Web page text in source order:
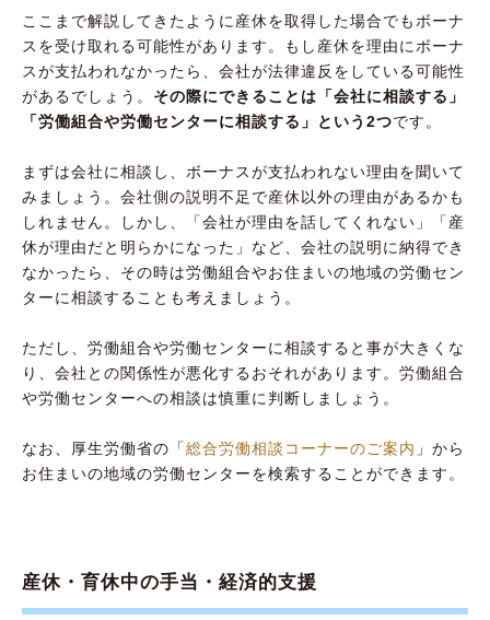
ここまで解説してきたように産休を取得した場合でもボーナ
スを受け取れる可能性があります。もし産休を理由にボーナ
スが支払われなかったら、会社が法律違反をしている可能性
があるでしょう。 その際にできることは「会社に相談する」
「労働組合や労働センターに相談する」という2つです。
まずは会社に相談し、ボーナスが支払われない理由を聞いて
みましょう。会社側の説明不足で産休以外の理由があるかも
しれません。しかし、「会社が理由を話してくれない」「産
休が理由だと明らかになった」など、会社の説明に納得でき
なかったら、その時は労働組合やお住まいの地域の労働セン
ターに相談することも考えましょう。
ただし、労働組合や労働センターに相談すると事が大きくな
り、会社との関係性が悪化するおそれがあります。労働組合
や労働センターへの相談は慎重に判断しましょう。
なお、厚生労働省の「総合労働相談コーナーのご案内 」から
お住まいの地域の労働センターを検索することができます。
産休・育休中の手当・経済的支援